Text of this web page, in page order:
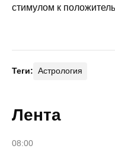
стимулом к
Теги: Астрология
Лента
08:00